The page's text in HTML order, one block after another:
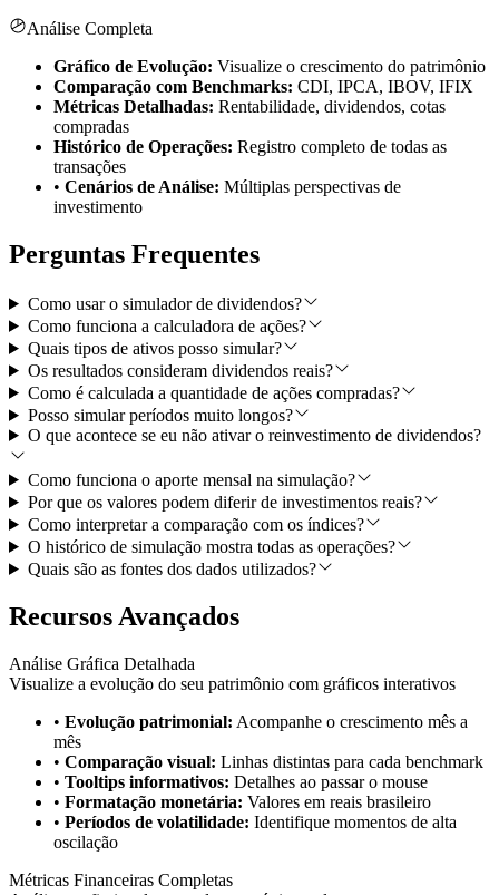
Análise Completa
Gráfico de Evolução: Visualize o crescimento do patrimônio
Comparação com Benchmarks: CDI, IPCA, IBOV, IFIX
Métricas Detalhadas: Rentabilidade, dividendos, cotas
compradas
Histórico de Operações: Registro completo de todas as
transações
• Cenários de Análise: Múltiplas perspectivas de
investimento
Perguntas Frequentes
Como usar o simulador de dividendos?
Como funciona a calculadora de ações?
Quais tipos de ativos posso simular?
Os resultados consideram dividendos reais?
Como é calculada a quantidade de ações compradas?
Posso simular períodos muito longos?
O que acontece se eu não ativar o reinvestimento de dividendos?
Como funciona o aporte mensal na simulação?
Por que os valores podem diferir de investimentos reais?
Como interpretar a comparação com os índices?
O histórico de simulação mostra todas as operações?
Quais são as fontes dos dados utilizados?
Recursos Avançados
Análise Gráfica Detalhada
Visualize a evolução do seu patrimônio com gráficos interativos
• Evolução patrimonial: Acompanhe o crescimento mês a
mês
• Comparação visual: Linhas distintas para cada benchmark
• Tooltips informativos: Detalhes ao passar o mouse
• Formatação monetária: Valores em reais brasileiro
• Períodos de volatilidade: Identifique momentos de alta
oscilação
Métricas Financeiras Completas